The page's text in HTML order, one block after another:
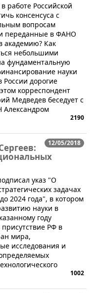
работе Российской
консенсуса с
вопросам
переданные в ФАНО
академию? Как
небольшими
фундаментальную
науки
России дорогие
корреспондент
Медведев беседует с
Александром
2190
12/05/2018
указ "О
задачах
2024 года", в котором
науки в
году
РФ в
мира,
исследования и
1002